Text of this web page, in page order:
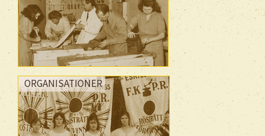
ORGANISATIONER